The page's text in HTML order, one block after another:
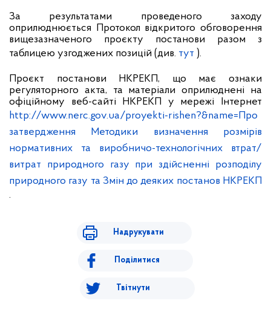
За результатами проведеного заходу
оприлюднюється Протокол відкритого обговорення
вищезазначеного проєкту постанови разом з
таблицею узгоджених позицій (див. тут ).
Проєкт постанови НКРЕКП, що має ознаки
регуляторного акта, та матеріали оприлюднені на
офіційному веб-сайті НКРЕКП у мережі Інтернет
http://www.nerc.gov.ua/proyekti-rishen?&name=Про
затвердження Методики визначення розмірів
нормативних та виробничо-технологічних втрат/
витрат природного газу при здійсненні розподілу
природного газу та Змін до деяких постанов НКРЕКП
.
Надрукувати
Поділитися
Твітнути